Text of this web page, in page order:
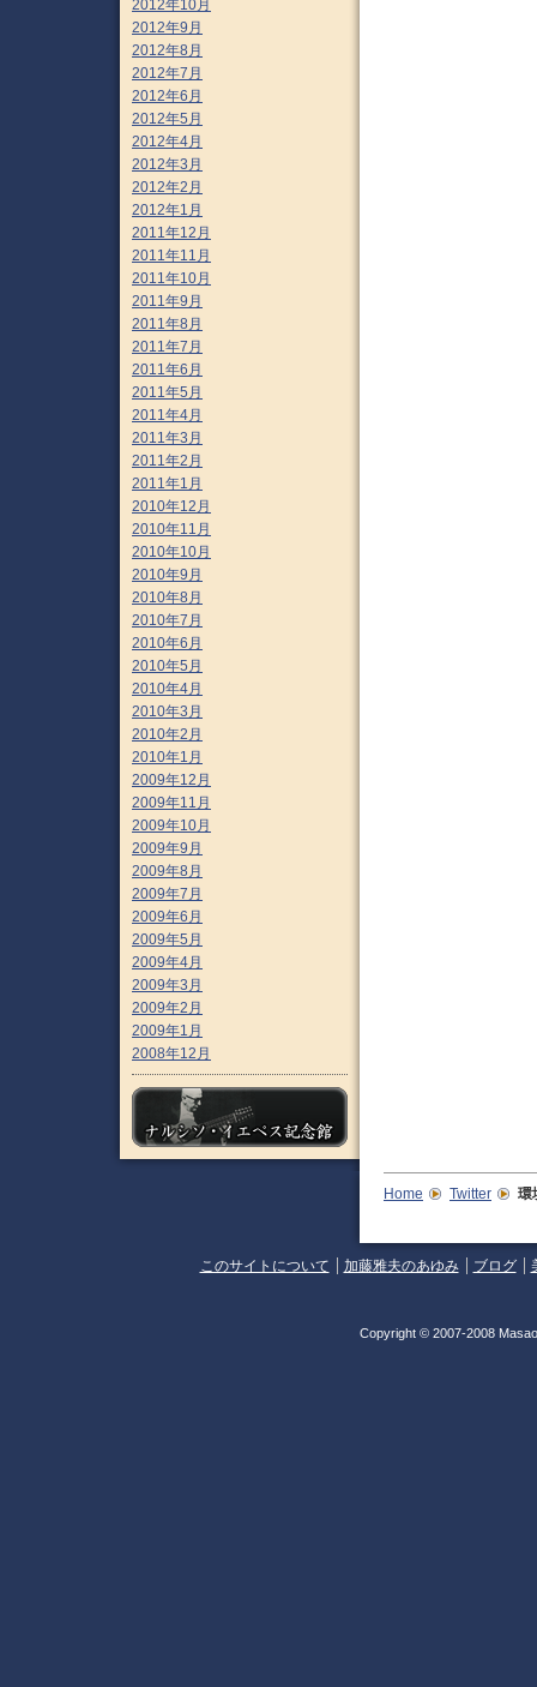
2012年10月
2012年9月
2012年8月
2012年7月
2012年6月
2012年5月
2012年4月
2012年3月
2012年2月
2012年1月
2011年12月
2011年11月
2011年10月
2011年9月
2011年8月
2011年7月
2011年6月
2011年5月
2011年4月
2011年3月
2011年2月
2011年1月
2010年12月
2010年11月
2010年10月
2010年9月
2010年8月
2010年7月
2010年6月
2010年5月
2010年4月
2010年3月
2010年2月
2010年1月
2009年12月
2009年11月
2009年10月
2009年9月
2009年8月
2009年7月
2009年6月
2009年5月
2009年4月
2009年3月
2009年2月
2009年1月
2008年12月
Home Twitter 環
このサイトについて 加藤雅夫のあゆみ ブログ
Copyright © 2007-2008